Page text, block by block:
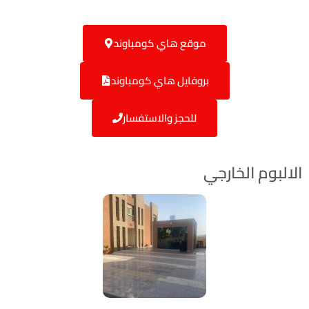
موقع هاي كومباوند
بروفايل هاي كومباوند
للحجز والاستفسار
الخارجي